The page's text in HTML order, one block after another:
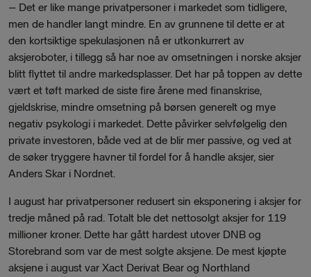
– Det er like mange privatpersoner i markedet som tidligere,
men de handler langt mindre. En av grunnene til dette er at
den kortsiktige spekulasjonen nå er utkonkurrert av
aksjeroboter, i tillegg så har noe av omsetningen i norske aksjer
blitt flyttet til andre markedsplasser. Det har på toppen av dette
vært et tøft marked de siste fire årene med finanskrise,
gjeldskrise, mindre omsetning på børsen generelt og mye
negativ psykologi i markedet. Dette påvirker selvfølgelig den
private investoren, både ved at de blir mer passive, og ved at
de søker tryggere havner til fordel for å handle aksjer, sier
Anders Skar i Nordnet.
I august har privatpersoner redusert sin eksponering i aksjer for
tredje måned på rad. Totalt ble det nettosolgt aksjer for 119
millioner kroner. Dette har gått hardest utover DNB og
Storebrand som var de mest solgte aksjene. De mest kjøpte
aksjene i august var Xact Derivat Bear og Northland